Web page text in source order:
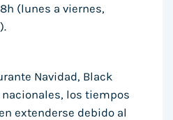
(lunes a viernes,
Navidad, Black
los tiempos
extenderse debido al